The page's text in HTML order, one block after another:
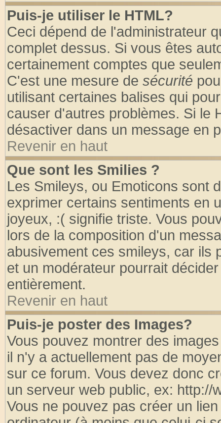
Puis-je utiliser le HTML?
Ceci dépend de l'administrateur
complet dessus. Si vous êtes
certainement comptes que
C'est une mesure de sécurité
utilisant certaines balises qui
causer d'autres problèmes. Si le
désactiver dans un message en
Revenir en haut
Que sont les Smilies ?
Les Smileys, ou Emoticons sont
exprimer certains sentiments en
joyeux, :( signifie triste. Vous
lors de la composition d'un
abusivement ces smileys, car ils
et un modérateur pourrait
entièrement.
Revenir en haut
Puis-je poster des Images?
Vous pouvez montrer des
il n'y a actuellement pas de
sur ce forum. Vous devez donc
un serveur web public, ex: http://
Vous ne pouvez pas créer un